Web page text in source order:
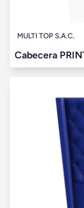
MULTI TOP S.A.C.
Cabecera